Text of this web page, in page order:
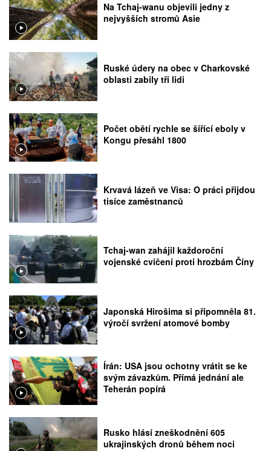
Na Tchaj-wanu objevili jedny z
nejvyšších stromů Asie
Ruské údery na obec v Charkovské
oblasti zabily tři lidi
Počet obětí rychle se šířící eboly v
Kongu přesáhl 1800
Krvavá lázeň ve Visa: O práci přijdou
tisíce zaměstnanců
Tchaj-wan zahájil každoroční
vojenské cvičení proti hrozbám Číny
Japonská Hirošima si připomněla 81.
výročí svržení atomové bomby
Írán: USA jsou ochotny vrátit se ke
svým závazkům. Přímá jednání ale
Teherán popírá
Rusko hlásí zneškodnění 605
ukrajinských dronů během noci